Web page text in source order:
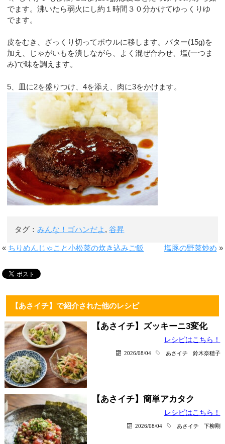
でます。沸いたら弱火にし約１時間３０分かけてゆっくりゆ
でます。
皮をむき、ざっくり切ってボウルに移します。バター(15g)を
加え、じゃがいもを潰しながら、よく混ぜ合わせ、塩(一つま
み)で味を調えます。
5、皿に2を盛りつけ、4を添え、肉に3をかけます。
タグ：みんな！ゴハンだよ ,谷昇
« ちりめんじゃこと小松菜の炊き込みご飯 塩豚の野菜炒め »
【あさイチ】で紹介された他のレシピ
【あさイチ】ズッキーニ3変化
レシピはこちら！
2026/08/04 あさイチ 鈴木奈穂子
【あさイチ】簡単アカタク
レシピはこちら！
2026/08/04 あさイチ 下柳剛